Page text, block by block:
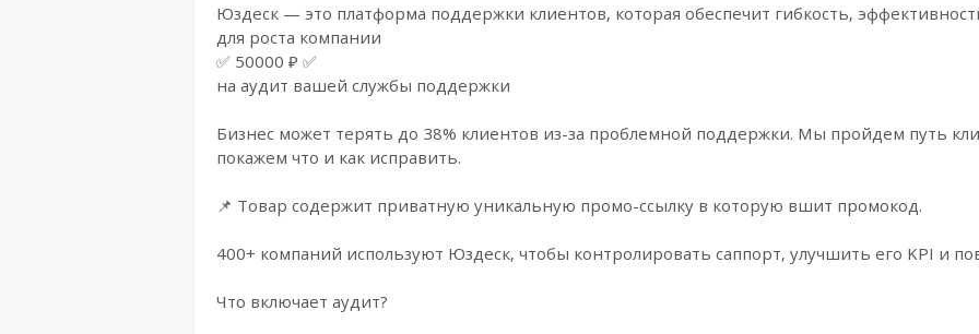
Юздеск — это платформа поддержки клиентов, которая обеспечит гибкость,
для роста компании
✅ 50000 ₽ ✅
на аудит вашей службы поддержки
Бизнес может терять до 38% клиентов из-за проблемной поддержки. Мы пройдем путь
покажем что и как исправить.
📌 Товар содержит приватную уникальную промо-ссылку в которую вшит промокод.
400+ компаний используют Юздеск, чтобы контролировать саппорт, улучшить его KPI и
Что включает аудит?